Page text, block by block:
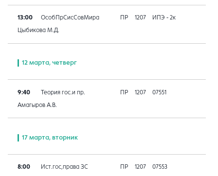
13:00 ОсобПрСисСовМира ПР 1207 ИПЭ - 2к
Цыбикова М.Д.
12 марта, четверг
9:40 Теория гос.и пр. ПР 1207 07551
Амагыров А.В.
17 марта, вторник
8:00 Ист.гос,права ЗС ПР 1207 07553